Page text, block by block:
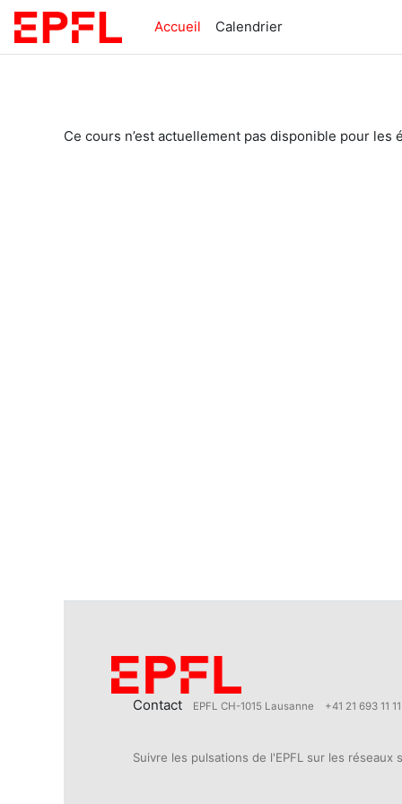
Passer au contenu principal
Accueil
Calendrier
Ce cours n’est actuellement pas disponible pour les
Contact EPFL CH-1015 Lausanne +41 21 693 11 11
Suivre les pulsations de l'EPFL sur les réseaux